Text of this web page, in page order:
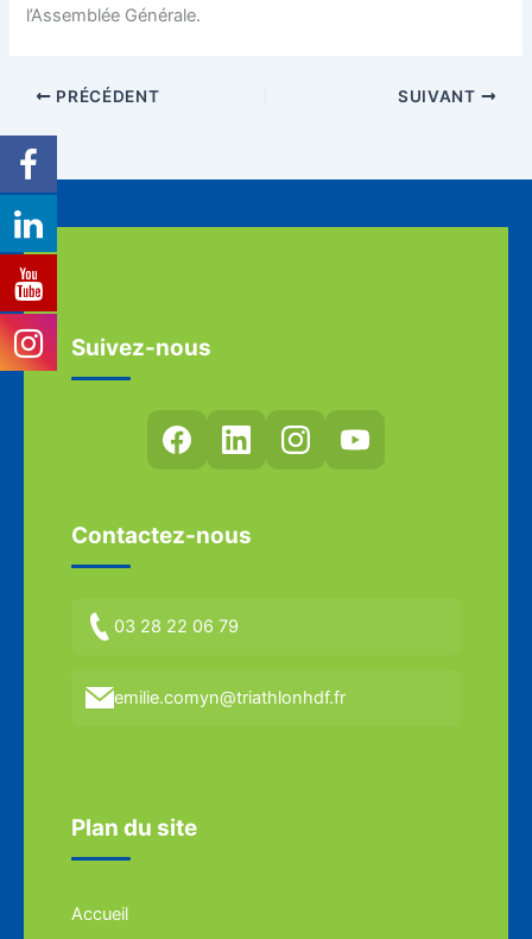
l’Assemblée Générale.
PRÉCÉDENT SUIVANT
Suivez-nous
Contactez-nous
03 28 22 06 79
emilie.comyn@triathlonhdf.fr
Plan du site
Accueil